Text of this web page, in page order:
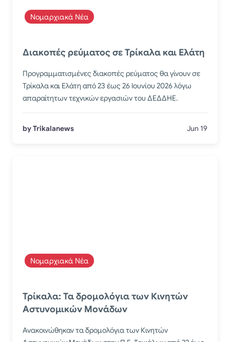
Νομαρχιακά Νέα
Διακοπές ρεύματος σε Τρίκαλα και Ελάτη
Προγραμματισμένες διακοπές ρεύματος θα γίνουν σε
Τρίκαλα και Ελάτη από 23 έως 26 Ιουνίου 2026 λόγω
απαραίτητων τεχνικών εργασιών του ΔΕΔΔΗΕ.
by Trikalanews Jun 19
Νομαρχιακά Νέα
Τρίκαλα: Τα δρομολόγια των Κινητών
Αστυνομικών Μονάδων
Ανακοινώθηκαν τα δρομολόγια των Κινητών